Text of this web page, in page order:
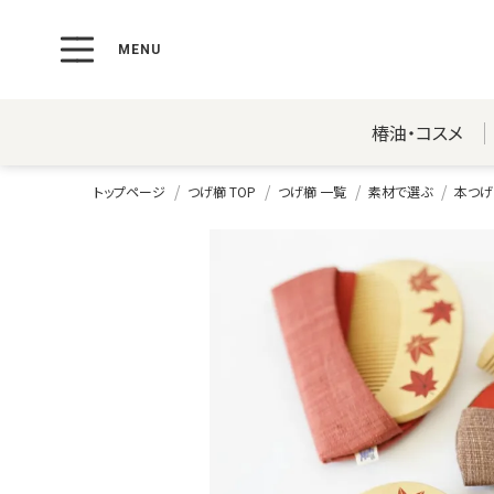
椿油・コスメ
トップページ つげ櫛 TOP つげ櫛 一覧 素材で選ぶ 本つげ